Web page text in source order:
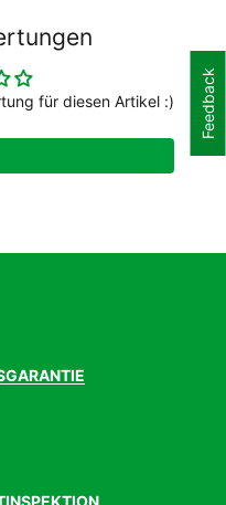
Polyester (recycelt)
für diesen Artikel :) Feedback